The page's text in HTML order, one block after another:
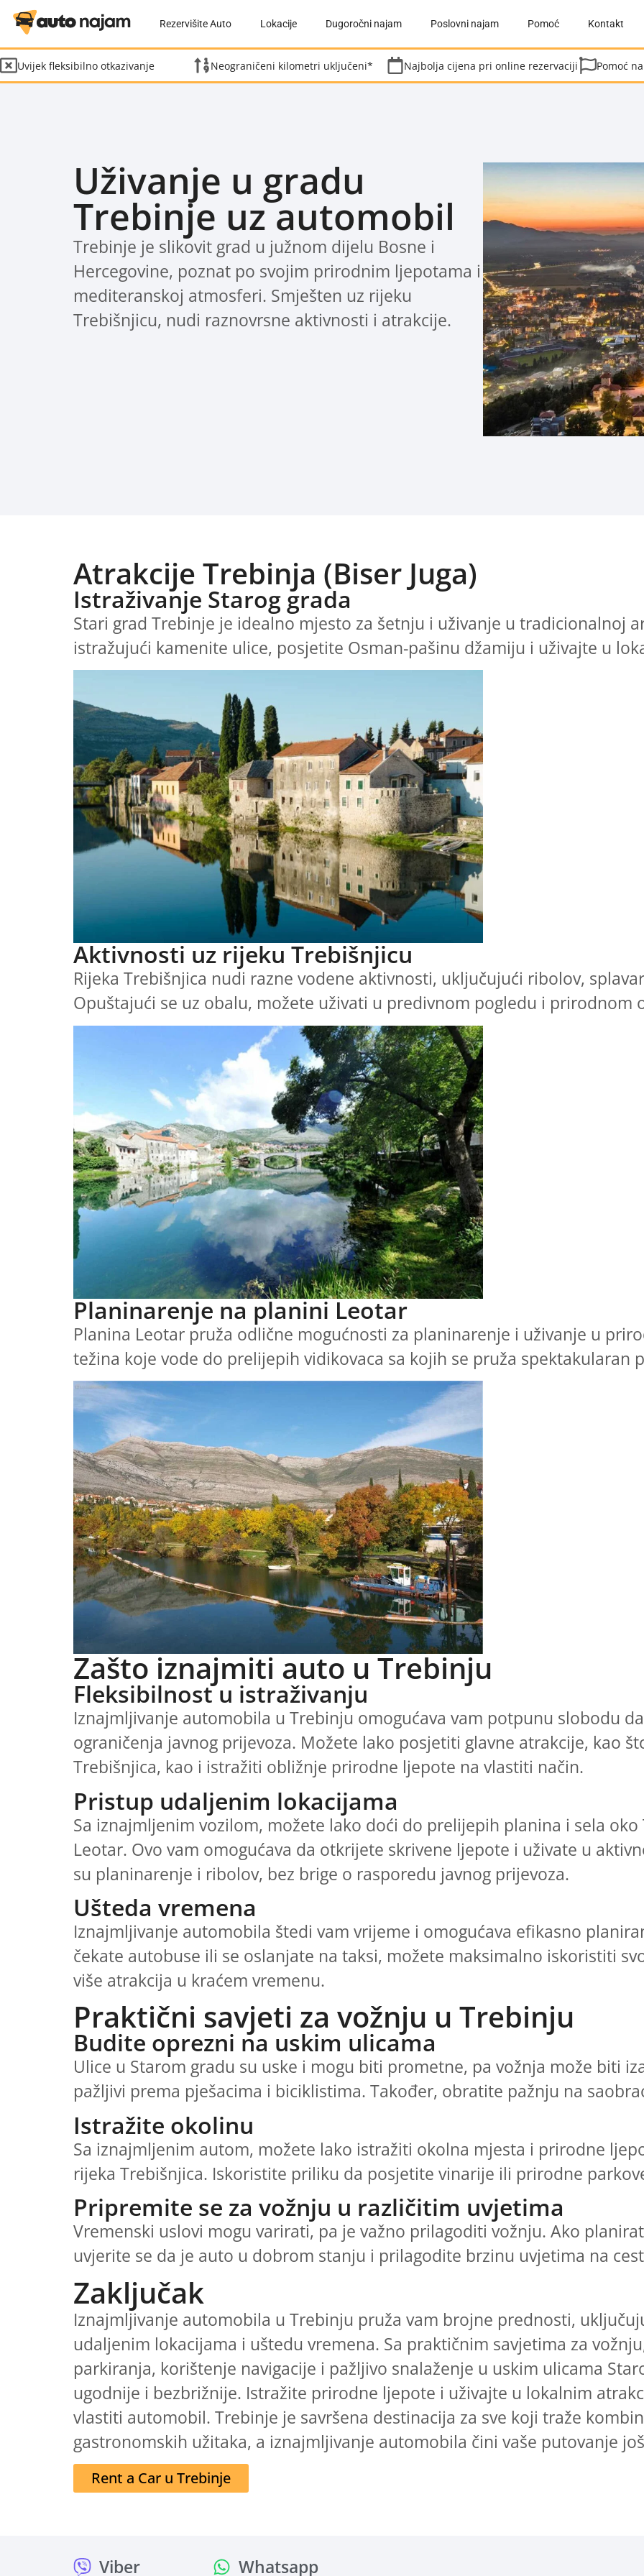
Rezervišite Auto Lokacije Dugoročni najam Poslovni najam Pomoć Kontakt
Uvijek fleksibilno otkazivanje Neograničeni kilometri uključeni* Najbolja cijena pri online rezervaciji Pomoć
Uživanje u gradu
Trebinje uz automobil
Trebinje je slikovit grad u južnom dijelu Bosne i
Hercegovine, poznat po svojim prirodnim ljepotama i
mediteranskoj atmosferi. Smješten uz rijeku
Trebišnjicu, nudi raznovrsne aktivnosti i atrakcije.
Atrakcije Trebinja (Biser Juga)
Istraživanje Starog grada
Stari grad Trebinje je idealno mjesto za šetnju i uživanje u tradicionalnoj
istražujući kamenite ulice, posjetite Osman-pašinu džamiju i uživajte u
Aktivnosti uz rijeku Trebišnjicu
Rijeka Trebišnjica nudi razne vodene aktivnosti, uključujući ribolov,
Opuštajući se uz obalu, možete uživati u predivnom pogledu i prirodnom
Planinarenje na planini Leotar
Planina Leotar pruža odlične mogućnosti za planinarenje i uživanje u
težina koje vode do prelijepih vidikovaca sa kojih se pruža spektakularan
Zašto iznajmiti auto u Trebinju
Fleksibilnost u istraživanju
Iznajmljivanje automobila u Trebinju omogućava vam potpunu slobodu
ograničenja javnog prijevoza. Možete lako posjetiti glavne atrakcije, kao
Trebišnjica, kao i istražiti obližnje prirodne ljepote na vlastiti način.
Pristup udaljenim lokacijama
Sa iznajmljenim vozilom, možete lako doći do prelijepih planina i sela
Leotar. Ovo vam omogućava da otkrijete skrivene ljepote i uživate u
su planinarenje i ribolov, bez brige o rasporedu javnog prijevoza.
Ušteda vremena
Iznajmljivanje automobila štedi vam vrijeme i omogućava efikasno
čekate autobuse ili se oslanjate na taksi, možete maksimalno iskoristiti
više atrakcija u kraćem vremenu.
Praktični savjeti za vožnju u Trebinju
Budite oprezni na uskim ulicama
Ulice u Starom gradu su uske i mogu biti prometne, pa vožnja može biti
pažljivi prema pješacima i biciklistima. Također, obratite pažnju na
Istražite okolinu
Sa iznajmljenim autom, možete lako istražiti okolna mjesta i prirodne
rijeka Trebišnjica. Iskoristite priliku da posjetite vinarije ili prirodne
Pripremite se za vožnju u različitim uvjetima
Vremenski uslovi mogu varirati, pa je važno prilagoditi vožnju. Ako
uvjerite se da je auto u dobrom stanju i prilagodite brzinu uvjetima na
Zaključak
Iznajmljivanje automobila u Trebinju pruža vam brojne prednosti,
udaljenim lokacijama i uštedu vremena. Sa praktičnim savjetima za
parkiranja, korištenje navigacije i pažljivo snalaženje u uskim ulicama
ugodnije i bezbrižnije. Istražite prirodne ljepote i uživajte u lokalnim
vlastiti automobil. Trebinje je savršena destinacija za sve koji traže
gastronomskih užitaka, a iznajmljivanje automobila čini vaše putovanje
Rent a Car u Trebinje
Viber Whatsapp